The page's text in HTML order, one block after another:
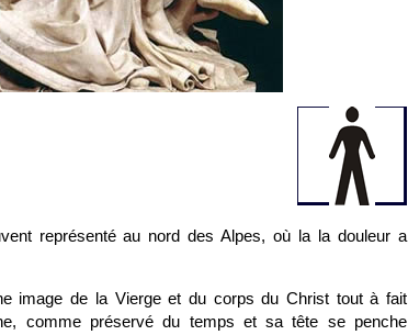
représenté au nord des Alpes, où la la douleur a
image de la Vierge et du corps du Christ tout à fait
comme préservé du temps et sa tête se penche